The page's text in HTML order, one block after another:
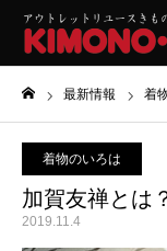
最新情報 着
着物のいろは
加賀友禅とは
2019.11.4